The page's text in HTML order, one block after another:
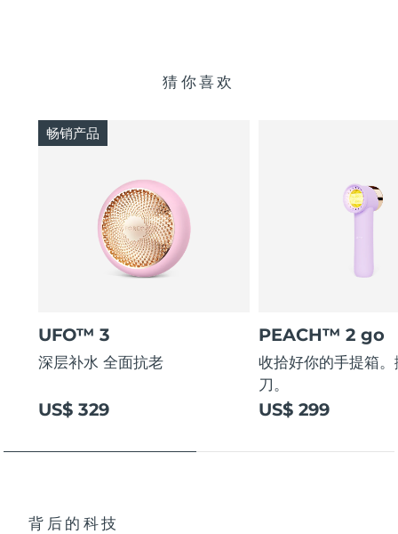
猜你喜欢
UFO™ 3
深层补水 全面抗老
US$ 329
畅销产品
PEACH™ 2 go
收拾好你的手提箱
刀。
US$ 299
背后的科技